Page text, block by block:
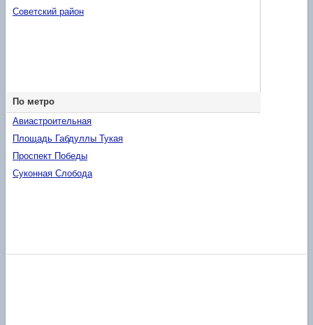
Советский район
По метро
Авиастроительная
Площадь Габдуллы Тукая
Проспект Победы
Суконная Слобода